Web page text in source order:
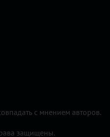
с мнением авторов.
защищены.